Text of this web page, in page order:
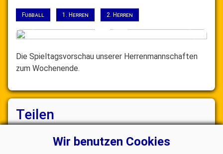
Fußball 1. Herren 2. Herren
Letzte
Nächste
Die Spieltagsvorschau unserer Herrenmannschaften
zum Wochenende.
Teilen
Wir benutzen Cookies